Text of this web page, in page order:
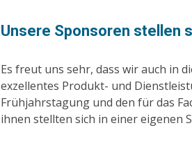
Unsere Sponsoren stellen
Es freut uns sehr, dass wir auch in
exzellentes Produkt- und
Frühjahrstagung und den für das
ihnen stellten sich in einer eigenen